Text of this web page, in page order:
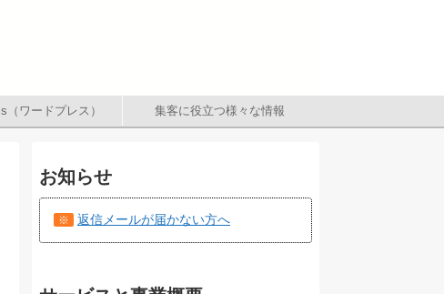
（ワードプレス） 集客に役立つ様々な情報
お知らせ
※ 返信メールが届かない方へ